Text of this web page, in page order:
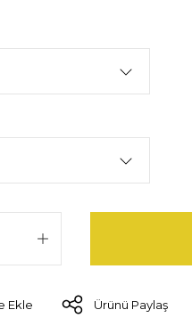
Ürünü Paylaş